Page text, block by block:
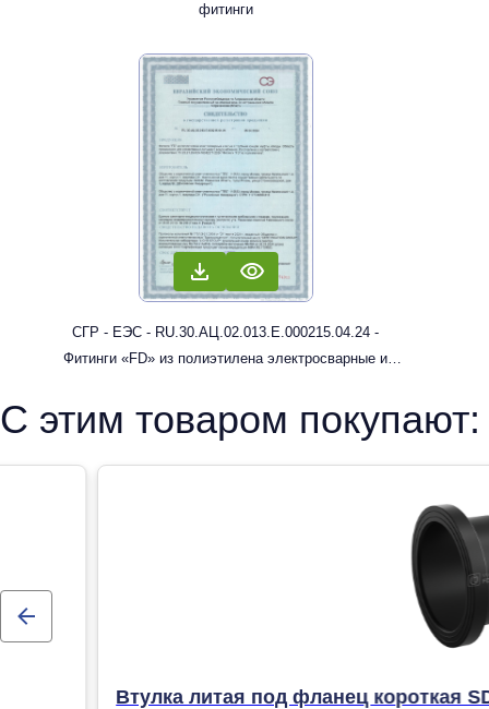
фитинги
СГР - ЕЭС - RU.30.АЦ.02.013.Е.000215.04.24 -
Фитинги «FD» из полиэтилена электросварные и
С этим товаром покупают:
Втулка литая под фланец короткая